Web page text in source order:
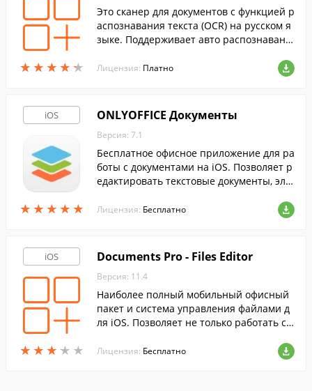
★ ★ ★ ★ ★
★ ★ ★ ★ ★
Это сканер для документов с функцией р
аспознавания текста (OCR) на русском я
зыке. Поддерживает авто распознавани
ктивы.
Лицензия: Платно
iOS
★ ★ ★ ★ ★
★ ★ ★ ★ ★
ONLYOFFICE Документы
Версия: 7.1
Бесплатное офисное приложение для ра
боты с документами на iOS. Позволяет р
едактировать текстовые документы, эле
ать презентации и PDF файлы.
Лицензия: Бесплатно
iOS
★ ★ ★ ★ ★
★ ★ ★ ★ ★
Documents Pro - Files Editor
Версия: 11.4
Наиболее полный мобильный офисный
пакет и система управления файлами д
ля iOS. Позволяет не только работать с д
авлять их на печать через AirPrint.
Лицензия: Бесплатно